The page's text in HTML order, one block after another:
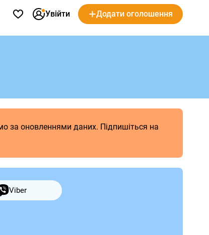
Увійти Додати оголошення
за оновленнями даних. Підпишіться на
Viber